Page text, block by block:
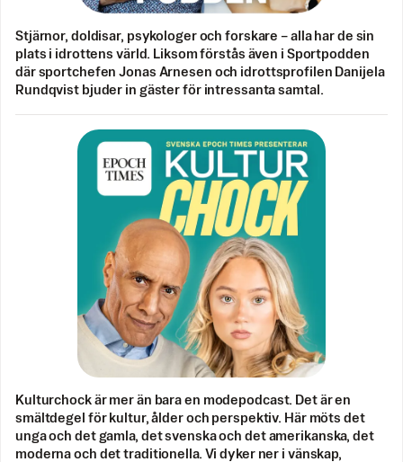
Stjärnor, doldisar, psykologer och forskare – alla har de sin
plats i idrottens värld. Liksom förstås även i Sportpodden
där sportchefen Jonas Arnesen och idrottsprofilen Danijela
Rundqvist bjuder in gäster för intressanta samtal.
Kulturchock är mer än bara en modepodcast. Det är en
smältdegel för kultur, ålder och perspektiv. Här möts det
unga och det gamla, det svenska och det amerikanska, det
moderna och det traditionella. Vi dyker ner i vänskap,